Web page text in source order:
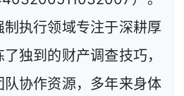
执行领域专注于深耕厚
独到的财产调查技巧，
协作资源，多年来身体